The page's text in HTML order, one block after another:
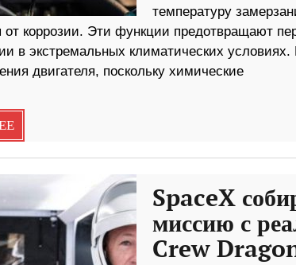
температуру
коррозии. Эти функции предотвращают
в экстремальных климатических
двигателя, поскольку химические
SpaceX
миссию с
Crew